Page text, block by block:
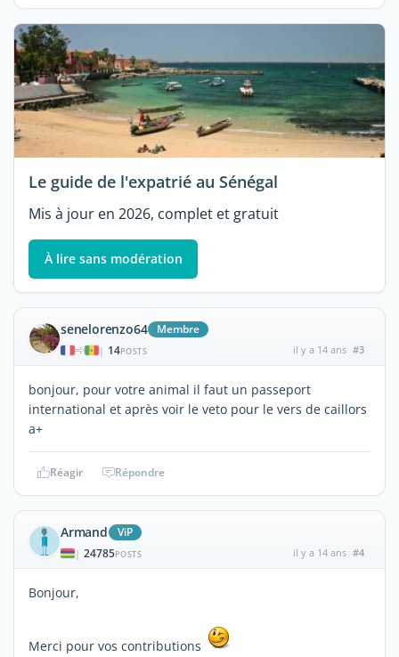
Le guide de l'expatrié au Sénégal
Mis à jour en 2026, complet et gratuit
À lire sans modération
senelorenzo64 Membre
| 14POSTS il y a 14 ans #3
bonjour, pour votre animal il faut un passeport
international et après voir le veto pour le vers de caillors
a+
Réagir Répondre
Armand ViP
| 24785POSTS il y a 14 ans #4
Bonjour,
Merci pour vos contributions